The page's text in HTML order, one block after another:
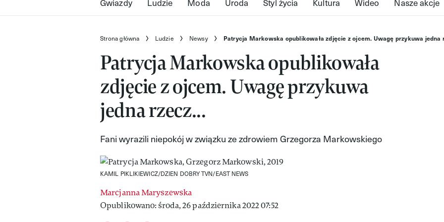
Strona główna Ludzie Newsy Patrycja Markowska opublikowała zdjęcie z ojcem. Uwagę przykuwa jedna
Patrycja Markowska opublikowała
zdjęcie z ojcem. Uwagę przykuwa
jedna rzecz...
Fani wyrazili niepokój w związku ze zdrowiem Grzegorza Markowskiego
KAMIL PIKLIKIEWICZ/DZIEN DOBRY TVN/EAST NEWS
Marcjanna Maryszewska
Opublikowano: środa, 26 października 2022 07:52